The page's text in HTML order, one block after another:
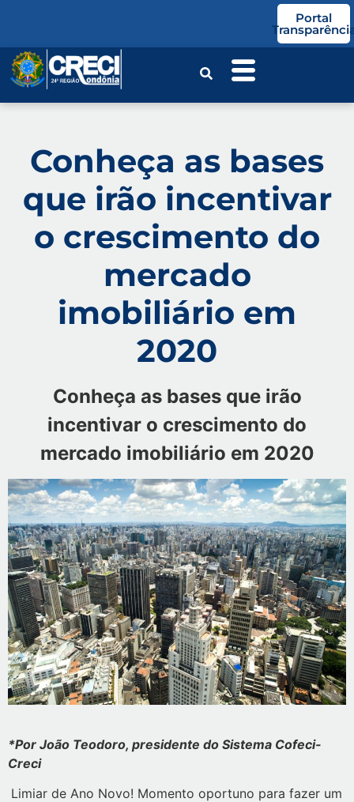
Portal
Conheça as bases
que irão incentivar
o crescimento do
mercado
imobiliário em
2020
Conheça as bases que irão
incentivar o crescimento do
mercado imobiliário em 2020
*Por João Teodoro, presidente do Sistema Cofeci-
Creci
Limiar de Ano Novo! Momento oportuno para fazer um